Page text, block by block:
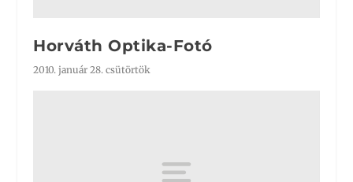
Horváth Optika-Fotó
2010. január 28. csütörtök